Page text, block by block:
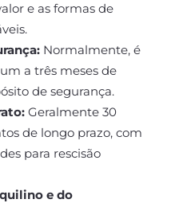
e as formas de
Normalmente, é
a três meses de
de segurança.
Geralmente 30
de longo prazo, com
para rescisão
e do